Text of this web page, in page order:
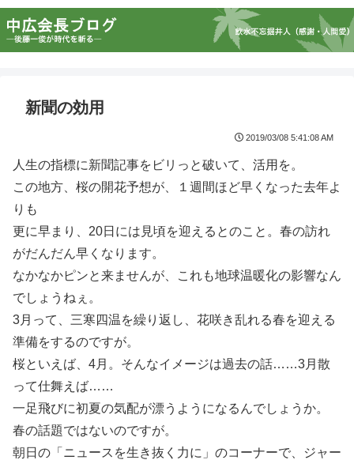
新聞の効用
2019/03/08 5:41:08 AM
人生の指標に新聞記事をビリっと破いて、活用を。
この地方、桜の開花予想が、１週間ほど早くなった去年よ
りも
更に早まり、20日には見頃を迎えるとのこと。春の訪れ
がだんだん早くなります。
なかなかピンと来ませんが、これも地球温暖化の影響なん
でしょうねぇ。
3月って、三寒四温を繰り返し、花咲き乱れる春を迎える
準備をするのですが。
桜といえば、4月。そんなイメージは過去の話……3月散
って仕舞えば……
一足飛びに初夏の気配が漂うようになるんでしょうか。
春の話題ではないのですが。
朝日の「ニュースを生き抜く力に」のコーナーで、ジャー